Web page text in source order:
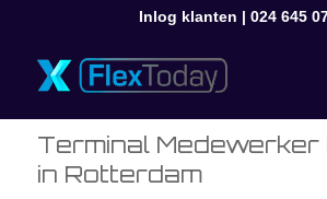
Inlog klanten | 024 645
Terminal
in Rotterdam